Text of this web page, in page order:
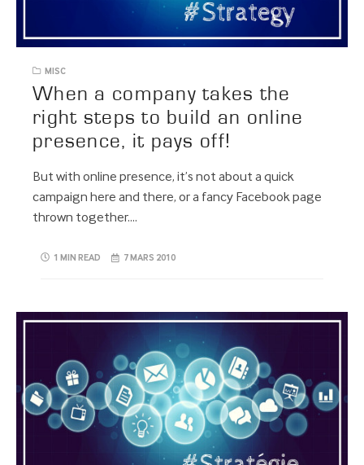
MISC
When a company takes the
right steps to build an online
presence, it pays off!
But with online presence, it’s not about a quick
campaign here and there, or a fancy Facebook page
thrown together….
1 MIN READ 7 MARS 2010